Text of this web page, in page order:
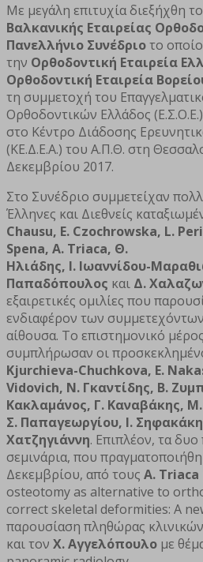
Με μεγάλη επιτυχία διεξήχθη το
Βαλκανικής Εταιρείας
Πανελλήνιο Συνέδριοτο
την Ορθοδοντική Εταιρεία
Ορθοδοντική Εταιρεία
τη συμμετοχή του
Ορθοδοντικών Ελλάδος
στο Κέντρο Διάδοσης
(ΚΕ.Δ.Ε.Α.) του Α.Π.Θ. στη
Δεκεμβρίου 2017.
Στο Συνέδριο συμμετείχαν
Έλληνες και Διεθνείς
Chausu, E. Czochrowska, L.
Spena, A. Triaca, Θ.
Ηλιάδης, I. Ιωαννίδου-
Παπαδόπουλος και Δ.
εξαιρετικές ομιλίες που
ενδιαφέρον των
αίθουσα. Το επιστημονικό
συμπλήρωσαν οι
Kjurchieva-Chuchkova, E.
Vidovich, Ν. Γκαντίδης, Β.
Κακλαμάνος, Γ. Καναβάκης,
Σ. Παπαγεωργίου, Ι.
Χατζηγιάννη. Επιπλέον, τα
σεμινάρια, που
Δεκεμβρίου, από τους Α. Triaca
osteotomy as alternative to
correct skeletal deformities: A
παρουσίαση πληθώρας
και τον Χ. Αγγελόπουλο με